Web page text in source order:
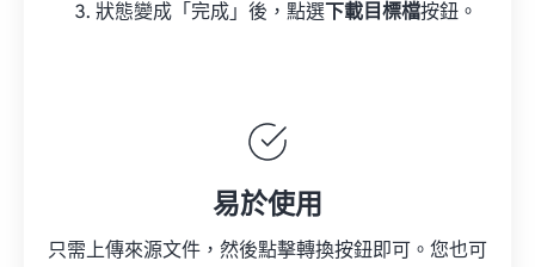
狀態變成「完成」後，點選 下載目標檔按鈕。
易於使用
只需上傳來源文件，然後點擊轉換按鈕即可。您也可